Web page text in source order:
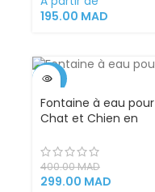
195.00 MAD
-25%
VENDU
Fontaine à eau pour
Chat et Chien en
Indicateur Led
distributeur abreuvoir
solution hydratation
400.00MAD
299.00 MAD